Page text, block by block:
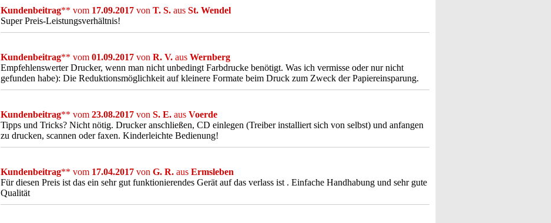
Kundenbeitrag** vom 17.09.2017 von T. S. aus St. Wendel
Super Preis-Leistungsverhältnis!
Kundenbeitrag** vom 01.09.2017 von R. V. aus Wernberg
Empfehlenswerter Drucker, wenn man nicht unbedingt Farbdrucke benötigt. Was ich vermisse oder nur nicht
gefunden habe): Die Reduktionsmöglichkeit auf kleinere Formate beim Druck zum Zweck der Papiereinsparung.
Kundenbeitrag** vom 23.08.2017 von S. E. aus Voerde
Tipps und Tricks? Nicht nötig. Drucker anschließen, CD einlegen (Treiber installiert sich von selbst) und anfangen
zu drucken, scannen oder faxen. Kinderleichte Bedienung!
Kundenbeitrag** vom 17.04.2017 von G. R. aus Ermsleben
Für diesen Preis ist das ein sehr gut funktionierendes Gerät auf das verlass ist . Einfache Handhabung und sehr gute
Qualität